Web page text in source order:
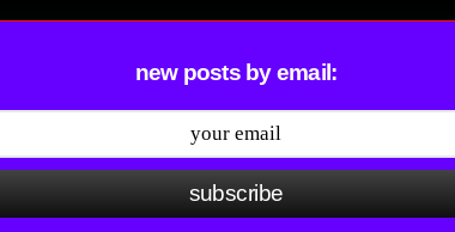
new posts by email:
subscribe